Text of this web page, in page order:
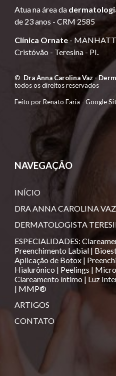
Atuana área da
de 23 anos -CRM 2585
Clínica Ornate-
Cristóvão - Teresina - PI.
© Dra Anna Carolina Vaz -
todos os direitos reservados
Feito por Renato Faria -Google
NAVEGAÇÃO
INÍCIO
DRA ANNA CAROLINA VAZ
DERMATOLOGISTA
ESPECIALIDADES:
Preenchimento Labial |
Aplicação de Botox |
Hialurônico | Peelings |
Clareamento íntimo | Luz
| MMP®️
ARTIGOS
CONTATO